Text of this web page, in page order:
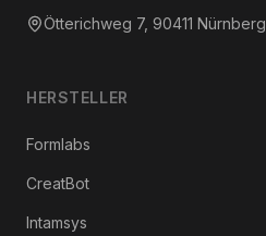
Ötterichweg 7, 90411 Nürnberg
HERSTELLER
Formlabs
CreatBot
Intamsys